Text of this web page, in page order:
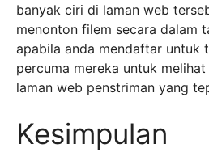
banyak ciri di laman web
menonton filem secara dalam
apabila anda mendaftar untuk
percuma mereka untuk
laman web penstriman yang
Kesimpulan